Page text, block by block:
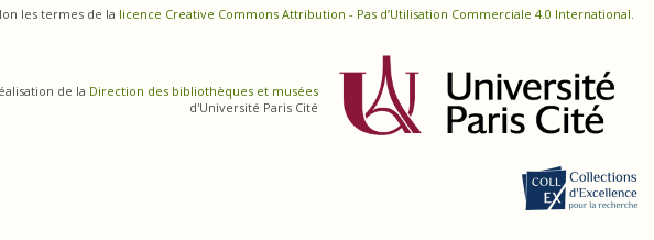
les termes de la licence Creative Commons Attribution - Pas d’Utilisation Commerciale 4.0 International.
de la Direction des bibliothèques et musées
d'Université Paris Cité